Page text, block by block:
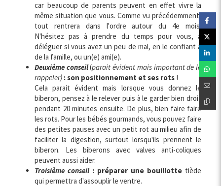
car beaucoup de parents peuvent en effet vivre la
même situation que vous. Comme vu précédemment,
tout rentrera dans l'ordre autour du 4e mois.
N'hésitez pas à prendre du temps pour vous, à
déléguer si vous avez un peu de mal, en le confiant à
de la famille, ou un(e) ami(e).
Deuxième conseil(parait évident mais important de le
rappeler) : son positionnement et ses rots !
Cela parait évident mais lorsque vous donnez le
biberon, pensez à le relever puis à le garder bien droit
pendant 20 minutes ensuite. De plus, bien faire faire
les rots. Pour les bébés gourmands, vous pouvez faire
des petites pauses avec un petit rot au milieu afin de
faciliter la digestion, surtout lorsqu'ils prennent le
biberon. Les biberons avec valves anti-coliques
peuvent aussi aider.
Troisième conseil: préparer une bouillotte tiède
qui permettra d'assouplir le ventre.